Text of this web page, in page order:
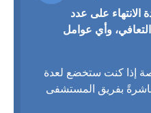
الانتهاء على عدد
وأي عوامل
إذا كنت ستخضع لعدة
بفريق المستشفى